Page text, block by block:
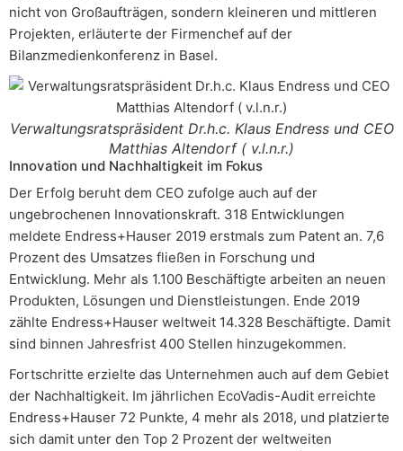
nicht von Großaufträgen, sondern kleineren und mittleren
Projekten, erläuterte der Firmenchef auf der
Bilanzmedienkonferenz in Basel.
Verwaltungsratspräsident Dr.h.c. Klaus Endress und CEO
Matthias Altendorf ( v.l.n.r.)
Innovation und Nachhaltigkeit im Fokus
Der Erfolg beruht dem CEO zufolge auch auf der
ungebrochenen Innovationskraft. 318 Entwicklungen
meldete Endress+Hauser 2019 erstmals zum Patent an. 7,6
Prozent des Umsatzes fließen in Forschung und
Entwicklung. Mehr als 1.100 Beschäftigte arbeiten an neuen
Produkten, Lösungen und Dienstleistungen. Ende 2019
zählte Endress+Hauser weltweit 14.328 Beschäftigte. Damit
sind binnen Jahresfrist 400 Stellen hinzugekommen.
Fortschritte erzielte das Unternehmen auch auf dem Gebiet
der Nachhaltigkeit. Im jährlichen EcoVadis-Audit erreichte
Endress+Hauser 72 Punkte, 4 mehr als 2018, und platzierte
sich damit unter den Top 2 Prozent der weltweiten